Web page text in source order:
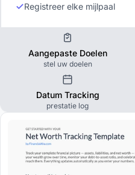
Registreer elke mijlpaal
Aangepaste Doelen
stel uw doelen
Datum Tracking
prestatie log